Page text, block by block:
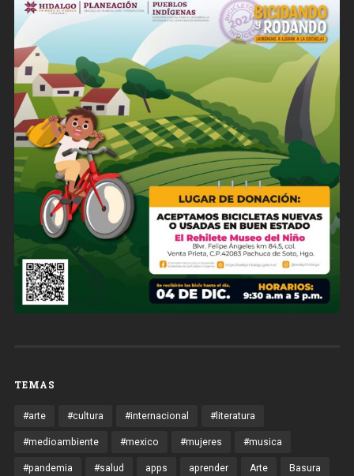
TEMAS
#arte #cultura #internacional #literatura
#medioambiente #mexico #mujeres #musica
#pandemia #salud apps aprender Arte Basura